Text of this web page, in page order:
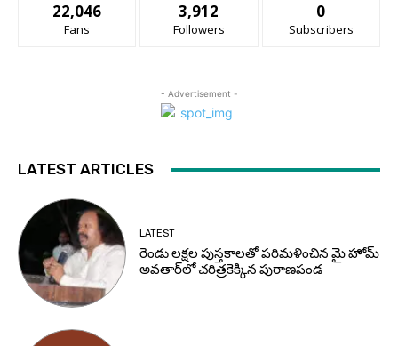
22,046
Fans
3,912
Followers
0
Subscribers
- Advertisement -
LATEST ARTICLES
LATEST
రెండు లక్షల పుస్తకాలతో పరిమళించిన మై హోమ్
అవతార్‌లో చరిత్రకెక్కిన పురాణపండ